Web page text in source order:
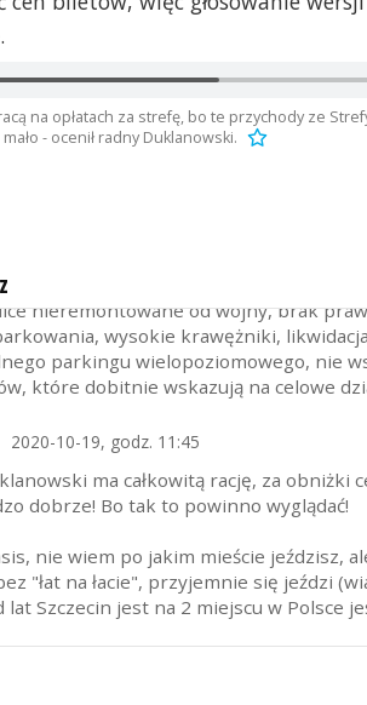
na opłatach za strefę, bo te przychody ze
- ocenił radny Duklanowski.
miastem, które najbardziej
nieremontowane od wojny, brak
wysokie krawężniki,
parkingu wielopoziomowego, nie
które dobitnie wskazują na celowe
2020-10-19, godz. 11:45
ma całkowitą rację, za obniżki
dobrze! Bo tak to powinno wyglądać!
nie wiem po jakim mieście jeździsz,
"łat na łacie", przyjemnie się jeździ
lat Szczecin jest na 2 miejscu w Polsce